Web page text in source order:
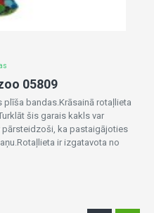
05809
bandas.Krāsainā rotaļlieta
šis garais kakls var
pārsteidzoši, ka pastaigājoties
ir izgatavota no